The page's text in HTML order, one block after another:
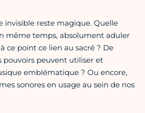
invisible reste magique. Quelle
même temps, absolument aduler
ce point ce lien au sacré ? De
pouvoirs peuvent utiliser et
emblématique ? Ou encore,
sonores en usage au sein de nos